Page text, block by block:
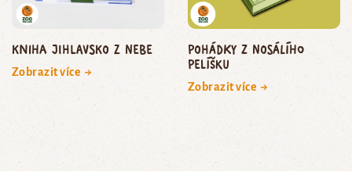
Kniha Jihlavsko z nebe
Zobrazit více →
Pohádky z nosálího
pelíšku
Zobrazit více →